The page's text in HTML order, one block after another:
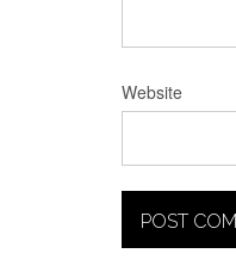
Website